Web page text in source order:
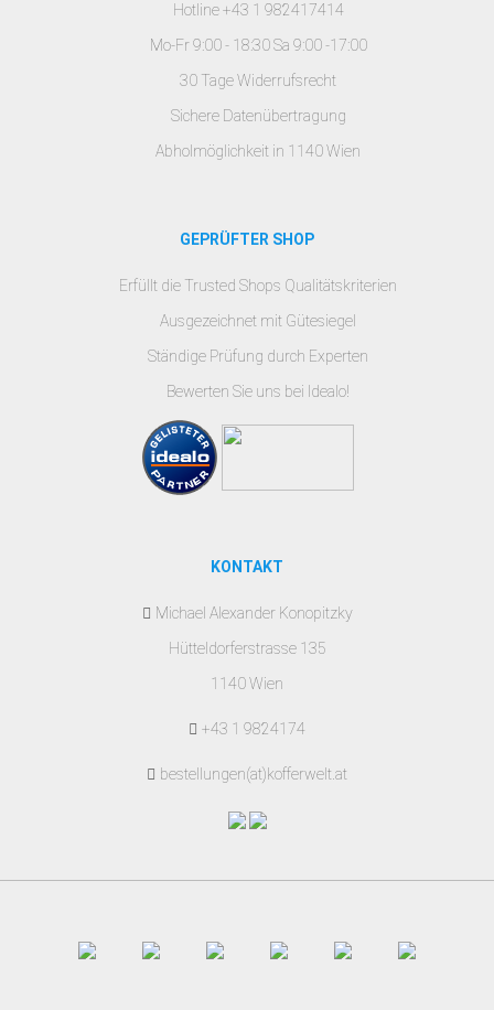
Hotline +43 1 982417414
Mo-Fr 9:00 - 18:30 Sa 9:00 -17:00
30 Tage Widerrufsrecht
Sichere Datenübertragung
Abholmöglichkeit in 1140 Wien
GEPRÜFTER SHOP
Erfüllt die Trusted Shops Qualitätskriterien
Ausgezeichnet mit Gütesiegel
Ständige Prüfung durch Experten
Bewerten Sie uns bei Idealo!
KONTAKT
Michael Alexander Konopitzky
Hütteldorferstrasse 135
1140 Wien
+43 1 9824174
bestellungen(at)kofferwelt.at